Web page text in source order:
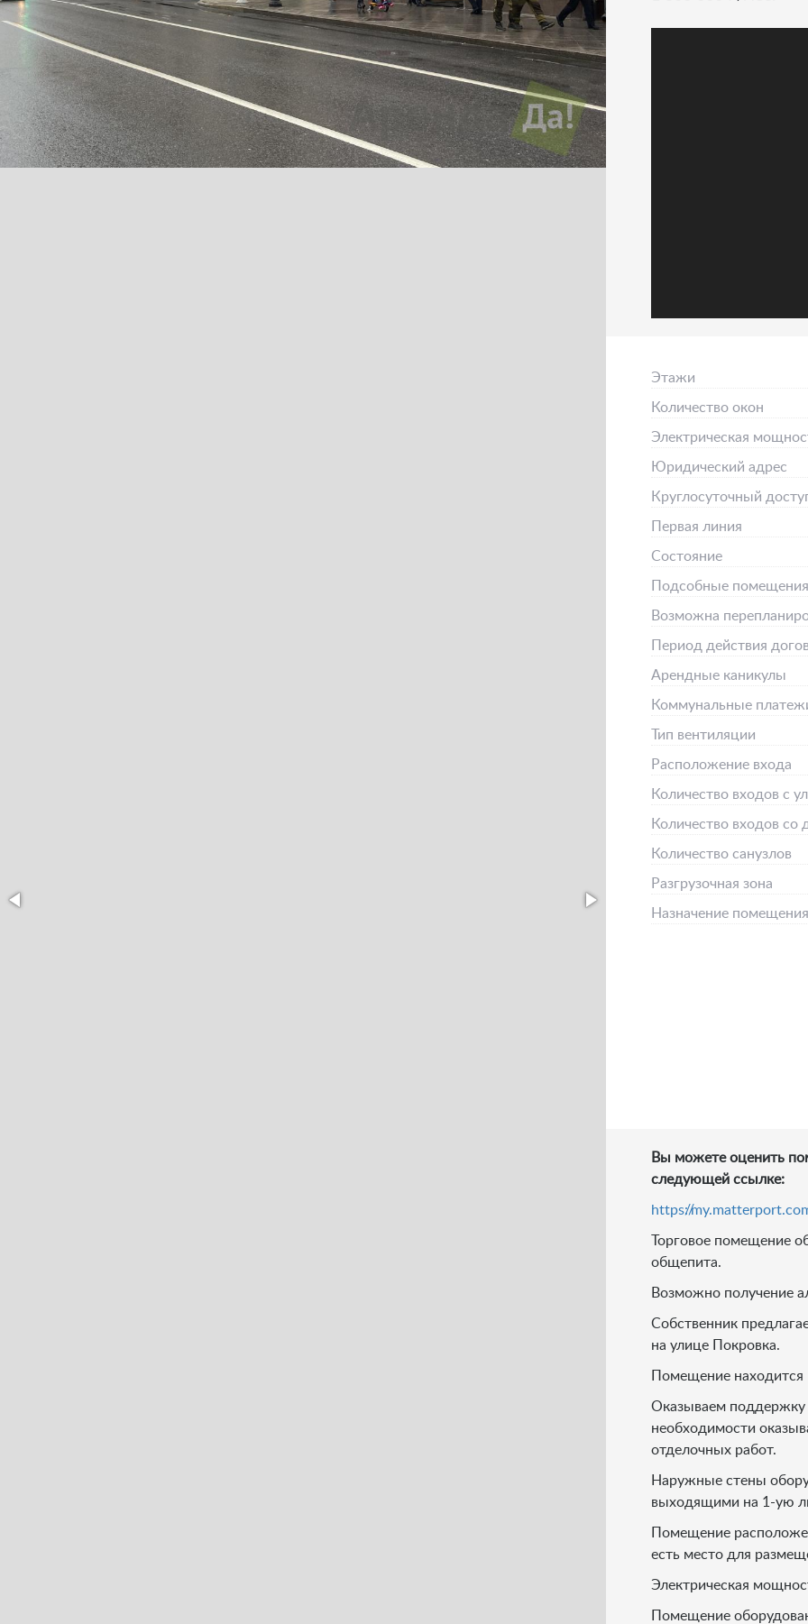
Этажи
Количество окон
Электрическая
Юридический адрес
Круглосуточный
Первая линия
Состояние
Подсобные помещения
Возможна
Период действия
Арендные каникулы
Коммунальные
Тип вентиляции
Расположение входа
Количество входов с
Количество входов со
Количество санузлов
Разгрузочная зона
Назначение помещения
Вы можете оценить
следующей ссылке:
https://
Торговое помещение
общепита.
Возможно получение
Собственник
на улице Покровка.
Помещение
Оказываем поддержку
необходимости
отделочных работ.
Наружные стены
выходящими на 1-ую
Помещение
есть место для
Электрическая
Помещение